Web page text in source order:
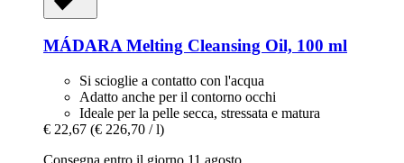
MÁDARA Melting Cleansing Oil, 100 ml
Si scioglie a contatto con l'acqua
Adatto anche per il contorno occhi
Ideale per la pelle secca, stressata e matura
€ 22,67 (€ 226,70 / l)
Consegna entro il giorno 11 agosto